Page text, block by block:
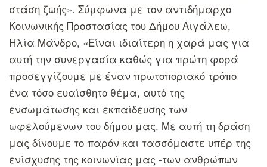
στάση ζωής». Σύμφωνα με τον αντιδήμαρχο
Κοινωνικής Προστασίας του Δήμου Αιγάλεω,
Ηλία Μάνδρο, «Είναι ιδιαίτερη η χαρά μας για
αυτή την συνεργασία καθώς για πρώτη φορά
προσεγγίζουμε με έναν πρωτοποριακό τρόπο
ένα τόσο ευαίσθητο θέμα, αυτό της
ενσωμάτωσης και εκπαίδευσης των
ωφελούμενων του δήμου μας. Με αυτή τη δράση
μας δίνουμε το παρόν και τασσόμαστε υπέρ της
ενίσχυσης της κοινωνίας μας -των ανθρώπων